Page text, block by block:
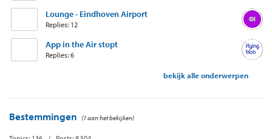
Lounge - Eindhoven Airport
Replies: 12
App in the Air stopt
Replies: 6
bekijk alle onderwerpen
Bestemmingen (1 aan het bekijken)